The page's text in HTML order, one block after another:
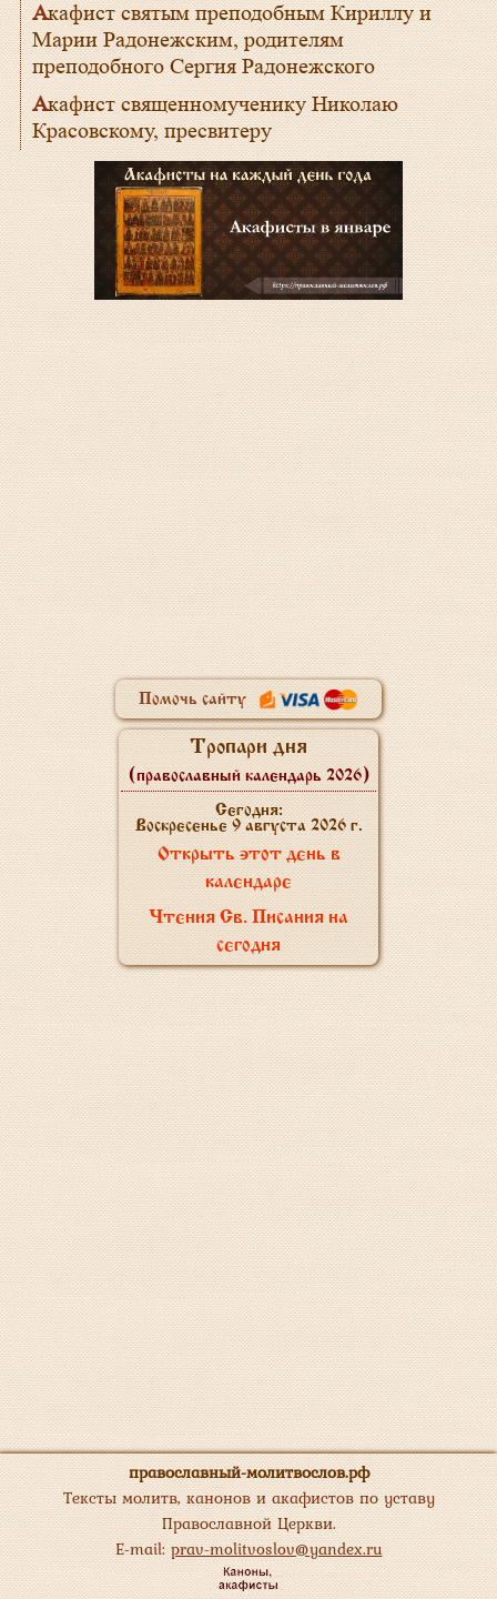
Акафист святым преподобным Кириллу и
Марии Радонежским, родителям
преподобного Сергия Радонежского
Акафист священномученику Николаю
Красовскому, пресвитеру
Помочь сайту
Тропари дня
(православный календарь 2026)
Сегодня:
Воскресенье 9 августа 2026 г.
Открыть этот день в
календаре
Чтения Св. Писания на
сегодня
православный-молитвослов.рф
Тексты молитв, канонов и акафистов по уставу
Православной Церкви.
E-mail:prav-molitvoslov@yandex.ru